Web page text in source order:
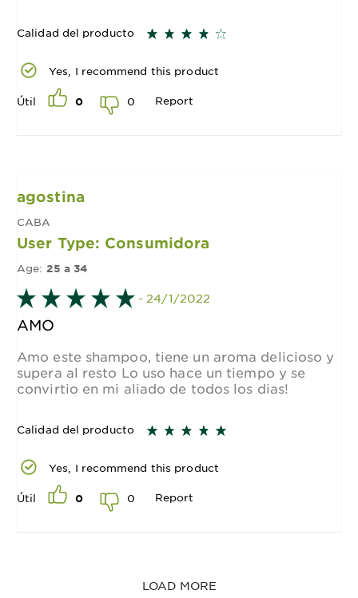
Calidad del producto
Yes, I recommend this product
Útil 0 0 Report
agostina
CABA
User Type: Consumidora
Age: 25 a 34
- 24/1/2022
AMO
Amo este shampoo, tiene un aroma delicioso y
supera al resto Lo uso hace un tiempo y se
convirtio en mi aliado de todos los dias!
Calidad del producto
Yes, I recommend this product
Útil 0 0 Report
LOAD MORE